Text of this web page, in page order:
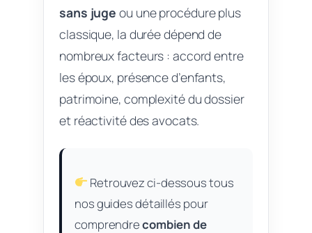
sans juge ou une procédure plus
classique, la durée dépend de
nombreux facteurs : accord entre
les époux, présence d’enfants,
patrimoine, complexité du dossier
et réactivité des avocats.
Retrouvez ci-dessous tous
nos guides détaillés pour
comprendrecombien de